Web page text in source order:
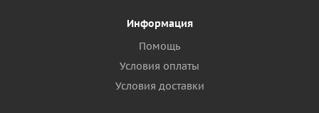
Информация
Помощь
Условия оплаты
Условия доставки